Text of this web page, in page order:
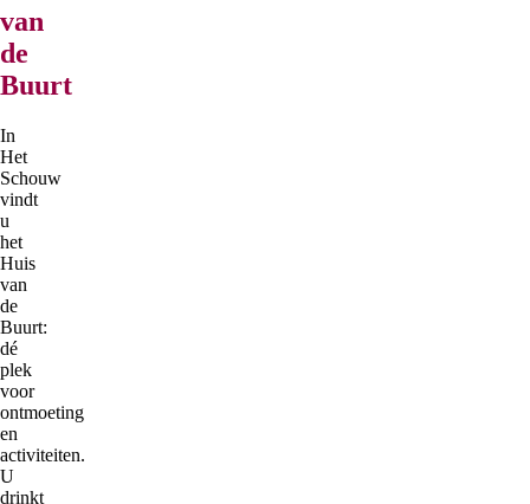
van
de
Buurt
In
Het
Schouw
vindt
u
het
Huis
van
de
Buurt:
dé
plek
voor
ontmoeting
en
activiteiten.
U
drinkt